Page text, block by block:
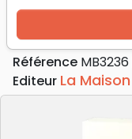
David,
Auteur :John H.
Référence MB3236
Editeur La